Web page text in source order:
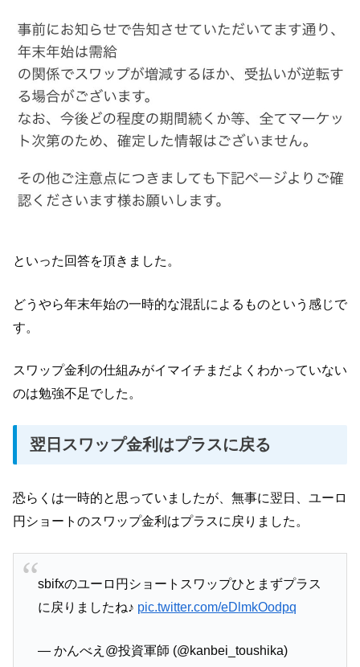
といった回答を頂きました。
どうやら年末年始の一時的な混乱によるものという感じで
す。
スワップ金利の仕組みがイマイチまだよくわかっていない
のは勉強不足でした。
翌日スワップ金利はプラスに戻る
恐らくは一時的と思っていましたが、無事に翌日、ユーロ
円ショートのスワップ金利はプラスに戻りました。
sbifxのユーロ円ショートスワップひとまずプラス
に戻りましたね♪ pic.twitter.com/eDlmkOodpq
— かんべえ@投資軍師 (@kanbei_toushika)